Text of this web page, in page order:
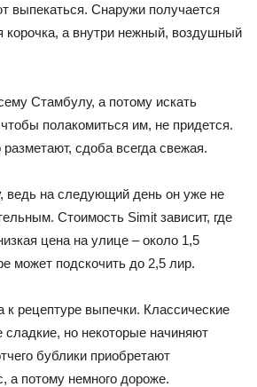
выпекаться. Снаружи получается
корочка, а внутри нежный, воздушный
Стамбулу, а потому искать
полакомиться им, не придется.
сдоба всегда свежая.
ведь на следующий день он уже не
Стоимость Simit зависит, где
цена на улице – около 1,5
может подскочить до 2,5 лир.
к рецептуре выпечки. Классические
сладкие, но некоторые начиняют
бублики приобретают
а потому немного дороже.